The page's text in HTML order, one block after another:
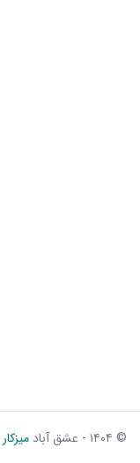
© ۱۴۰۴ - عشق آباد میزکار